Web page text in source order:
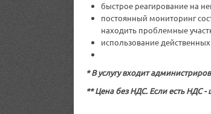
быстрое реагирование на
постоянный мониторинг
находить проблемные
использование
* В услугу входит
** Цена без НДС. Если есть НДС -